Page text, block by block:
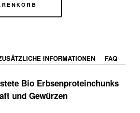
INFORMATIONEN FAQ
Bio Erbsenproteinchunks
und Gewürzen